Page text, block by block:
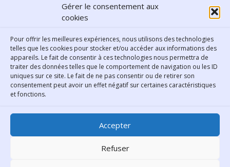
Gérer le consentement aux
cookies
Pour offrir les meilleures expériences, nous utilisons des technologies
telles que les cookies pour stocker et/ou accéder aux informations des
appareils. Le fait de consentir à ces technologies nous permettra de
traiter des données telles que le comportement de navigation ou les ID
uniques sur ce site. Le fait de ne pas consentir ou de retirer son
consentement peut avoir un effet négatif sur certaines caractéristiques
et fonctions.
Accepter
Refuser
PARTAGER CET ARTICLE
Bibliothèque municipale de
Lyon
30 Boulevard Vivier-Merle